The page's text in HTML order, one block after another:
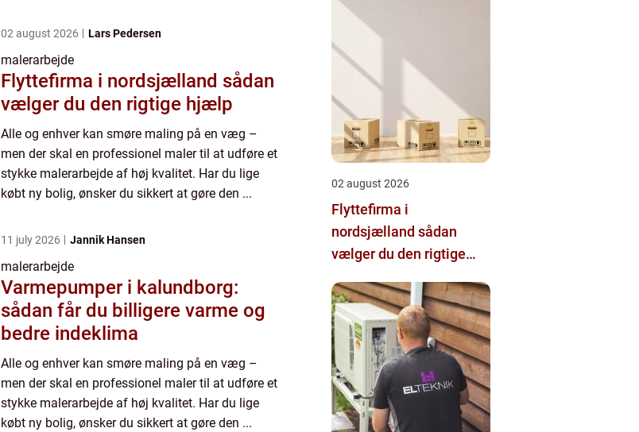
02 august 2026 Lars Pedersen
malerarbejde
Flyttefirma i nordsjælland sådan
vælger du den rigtige hjælp
Alle og enhver kan smøre maling på en væg –
men der skal en professionel maler til at udføre et
stykke malerarbejde af høj kvalitet. Har du lige
købt ny bolig, ønsker du sikkert at gøre den ...
11 july 2026 Jannik Hansen
malerarbejde
Varmepumper i kalundborg:
sådan får du billigere varme og
bedre indeklima
Alle og enhver kan smøre maling på en væg –
men der skal en professionel maler til at udføre et
stykke malerarbejde af høj kvalitet. Har du lige
købt ny bolig, ønsker du sikkert at gøre den ...
02 august 2026
Flyttefirma i
nordsjælland sådan
vælger du den rigtige